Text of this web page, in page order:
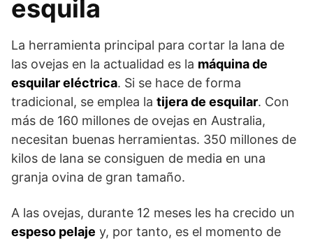
esquila
La herramienta principal para cortar la lana de
las ovejas en la actualidad es la máquina de
esquilar eléctrica. Si se hace de forma
tradicional, se emplea la tijera de esquilar. Con
más de 160 millones de ovejas en Australia,
necesitan buenas herramientas. 350 millones de
kilos de lana se consiguen de media en una
granja ovina de gran tamaño.
A las ovejas, durante 12 meses les ha crecido un
espeso pelaje y, por tanto, es el momento de